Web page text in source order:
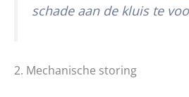
schade aan de kluis te
2. Mechanische storing